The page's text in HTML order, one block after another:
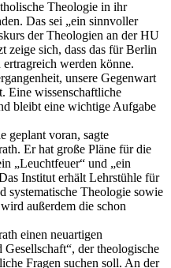
Theologie in ihr
Das sei „ein sinnvoller
der Theologien an der HU
zeige sich, dass das für Berlin
werden könne.
unsere Gegenwart
Eine wissenschaftliche
bleibt eine wichtige Aufgabe
geplant voran, sagte
Er hat große Pläne für die
„Leuchtfeuer“ und „ein
Institut erhält Lehrstühle für
systematische Theologie sowie
außerdem die schon
einen neuartigen
der theologische
Fragen suchen soll. An der